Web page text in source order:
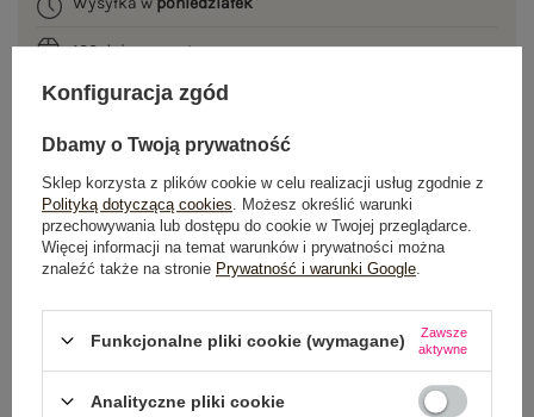
100 dni na zwrot
OPIS PRODUKTU
GŁÓWNE PARAMETRY
OPINIE O PRODUKCIE (0)
Konfiguracja zgód
Dbamy o Twoją prywatność
Sklep korzysta z plików cookie w celu realizacji usług zgodnie z
Polityką dotyczącą cookies . Możesz określić warunki
przechowywania lub dostępu do cookie w Twojej przeglądarce.
Więcej informacji na temat warunków i prywatności można
znaleźć także na stronie Prywatność i warunki Google
Funkcjonalne pliki cookie (wymagane)
Zawsze
aktywne
Analityczne pliki cookie